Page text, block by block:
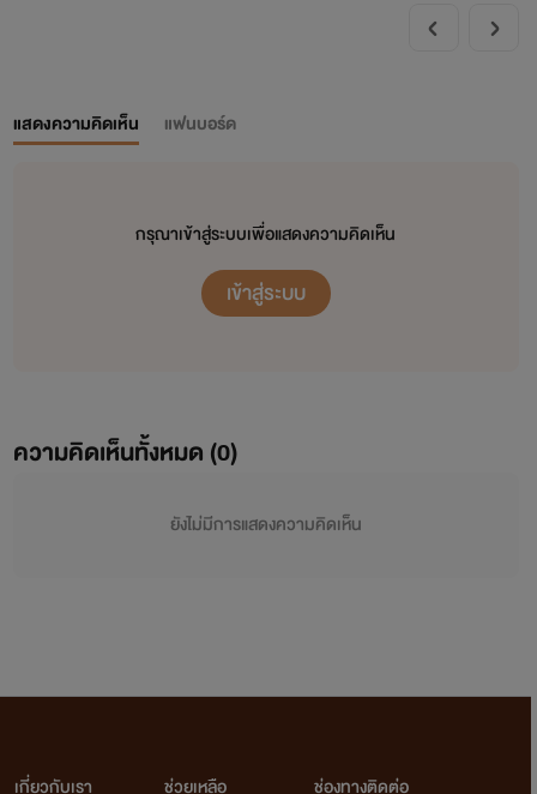
แสดงความคิดเห็น แฟนบอร์ด
กรุณาเข้าสู่ระบบเพื่อแสดงความคิดเห็น
เข้าสู่ระบบ
ความคิดเห็นทั้งหมด (0)
ยังไม่มีการแสดงความคิดเห็น
เกี่ยวกับเรา
ช่วยเหลือ
ช่องทางติดต่อ